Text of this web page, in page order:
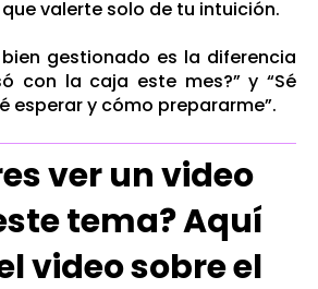
valerte solo de tu intuición.
gestionado es la diferencia
con la caja este mes?” y “Sé
esperar y cómo prepararme”.
ver un video
tema? Aquí
video sobre el